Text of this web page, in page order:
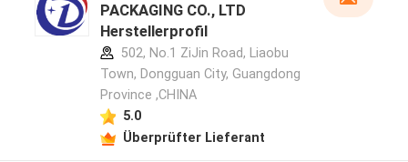
PACKAGING CO., LTD
Herstellerprofil
502, No.1 ZiJin Road, Liaobu
Town, Dongguan City, Guangdong
Province ,CHINA
5.0
Überprüfter Lieferant